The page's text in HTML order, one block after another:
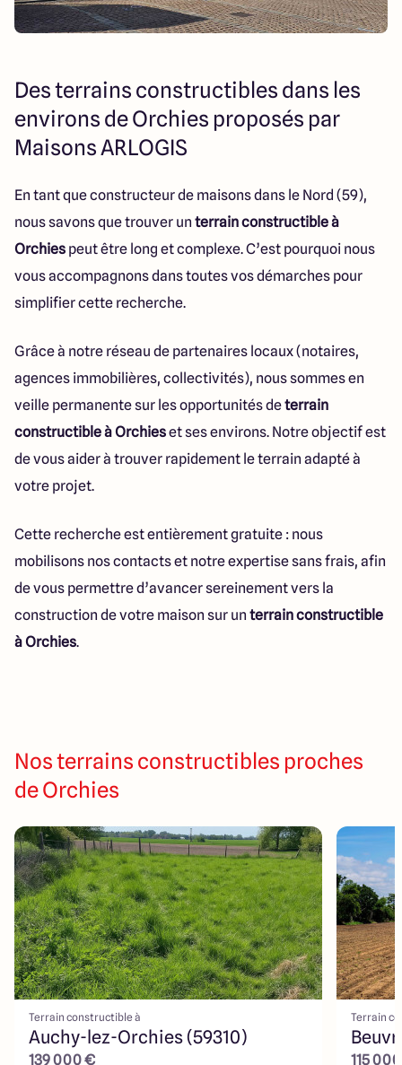
Des terrains constructibles dans les
environs de Orchies proposés par
Maisons ARLOGIS
En tant que constructeur de maisons dans le Nord (59),
nous savons que trouver un terrain constructible à
Orchies peut être long et complexe. C’est pourquoi nous
vous accompagnons dans toutes vos démarches pour
simplifier cette recherche.
Grâce à notre réseau de partenaires locaux (notaires,
agences immobilières, collectivités), nous sommes en
veille permanente sur les opportunités deterrain
constructible à Orchieset ses environs. Notre objectif est
de vous aider à trouver rapidement le terrain adapté à
votre projet.
Cette recherche est entièrement gratuite : nous
mobilisons nos contacts et notre expertise sans frais, afin
de vous permettre d’avancer sereinement vers la
construction de votre maison sur un terrain constructible
à Orchies.
Nos terrains constructibles proches
de Orchies
Terrain constructible à
Auchy-lez-Orchies (59310)
139 000 €
Terrain
115